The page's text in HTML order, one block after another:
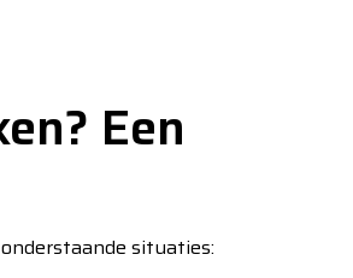
Een
situaties: